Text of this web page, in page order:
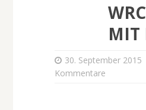
MIT
30. September 2015
Kommentare